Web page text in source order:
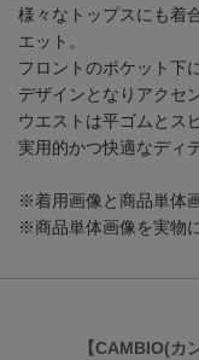
様々なトップスにも着
エット。
フロントのポケット下
デザインとなりアクセ
ウエストは平ゴムとス
実用的かつ快適なディ
※着用画像と商品単体
※商品単体画像を実物
【CAMBIO(カ